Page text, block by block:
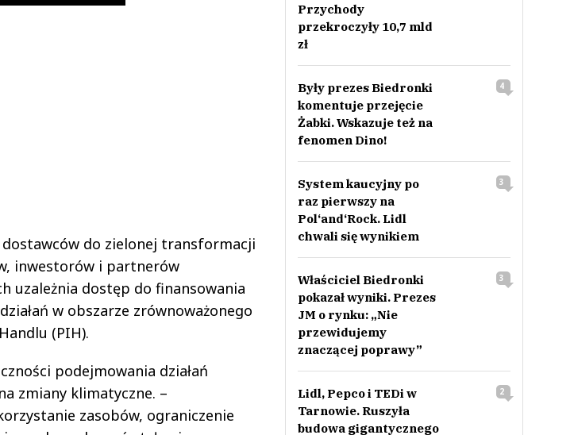
dostawców do zielonej transformacji
inwestorów i partnerów
uzależnia dostęp do finansowania
w obszarze zrównoważonego
(PIH).
podejmowania działań
zmiany klimatyczne. –
zasobów, ograniczenie
Przychody
przekroczyły 10,7 mld
zł
Były prezes Biedronki
komentuje przejęcie
Żabki. Wskazuje też na
fenomen Dino!
4
System kaucyjny po
raz pierwszy na
Pol‘and‘Rock. Lidl
chwali się wynikiem
3
Właściciel Biedronki
pokazał wyniki. Prezes
JM o rynku: „Nie
przewidujemy
znaczącej poprawy”
3
Lidl, Pepco i TEDi w
Tarnowie. Ruszyła
budowa gigantycznego
2